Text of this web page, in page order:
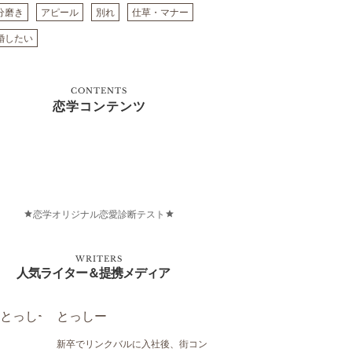
磨き アピール 別れ 仕草・マナー
したい
CONTENTS
恋学コンテンツ
恋学オリジナル恋愛診断テスト
WRITERS
人気ライター＆提携メディア
とっしー
新卒でリンクバルに入社後、街コン